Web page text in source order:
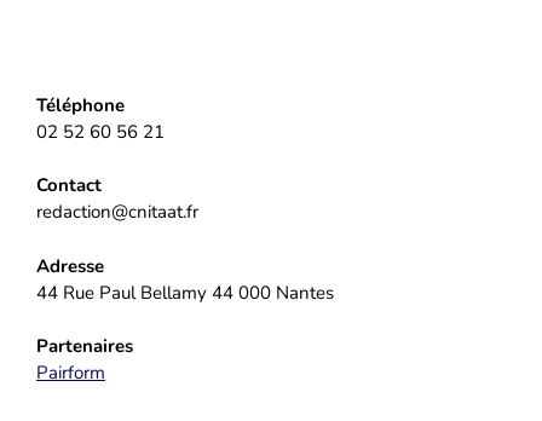
Téléphone
02 52 60 56 21
Contact
redaction@cnitaat.fr
Adresse
44 Rue Paul Bellamy 44 000 Nantes
Partenaires
Pairform